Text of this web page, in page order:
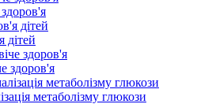
дітей
здоров'я
метаболізму глюкози